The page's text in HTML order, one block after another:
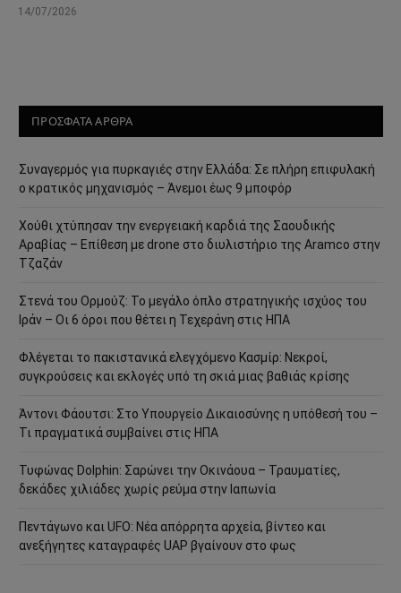
14/07/2026
ΠΡΟΣΦΑΤΑ ΑΡΘΡΑ
Συναγερμός για πυρκαγιές στην Ελλάδα: Σε πλήρη επιφυλακή
ο κρατικός μηχανισμός – Άνεμοι έως 9 μποφόρ
Χούθι χτύπησαν την ενεργειακή καρδιά της Σαουδικής
Αραβίας – Επίθεση με drone στο διυλιστήριο της Aramco στην
Τζαζάν
Στενά του Ορμούζ: Το μεγάλο όπλο στρατηγικής ισχύος του
Ιράν – Οι 6 όροι που θέτει η Τεχεράνη στις ΗΠΑ
Φλέγεται το πακιστανικά ελεγχόμενο Κασμίρ: Νεκροί,
συγκρούσεις και εκλογές υπό τη σκιά μιας βαθιάς κρίσης
Άντονι Φάουτσι: Στο Υπουργείο Δικαιοσύνης η υπόθεσή του –
Τι πραγματικά συμβαίνει στις ΗΠΑ
Τυφώνας Dolphin: Σαρώνει την Οκινάουα – Τραυματίες,
δεκάδες χιλιάδες χωρίς ρεύμα στην Ιαπωνία
Πεντάγωνο και UFO: Νέα απόρρητα αρχεία, βίντεο και
ανεξήγητες καταγραφές UAP βγαίνουν στο φως